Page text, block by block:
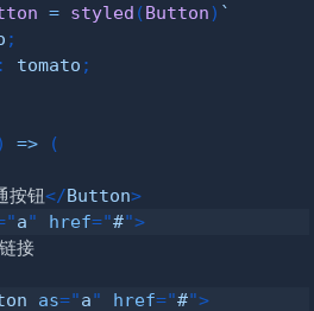
= styled (Button) `
;
: tomato ;
=>
(
按钮</Button>
"a" href="#">
as="a" href="#">